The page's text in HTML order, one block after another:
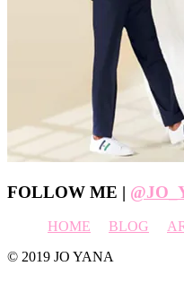
Footer
FOLLOW ME |
HOME BLOG
© 2019 JO YANA